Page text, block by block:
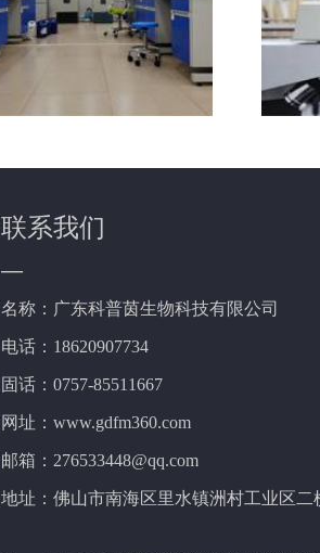
联系我们
—
名称：广东科普茵生物科技有限公司
电话：18620907734
固话：0757-85511667
网址：www.gdfm360.com
邮箱：276533448@qq.com
地址：佛山市南海区里水镇洲村工业区二